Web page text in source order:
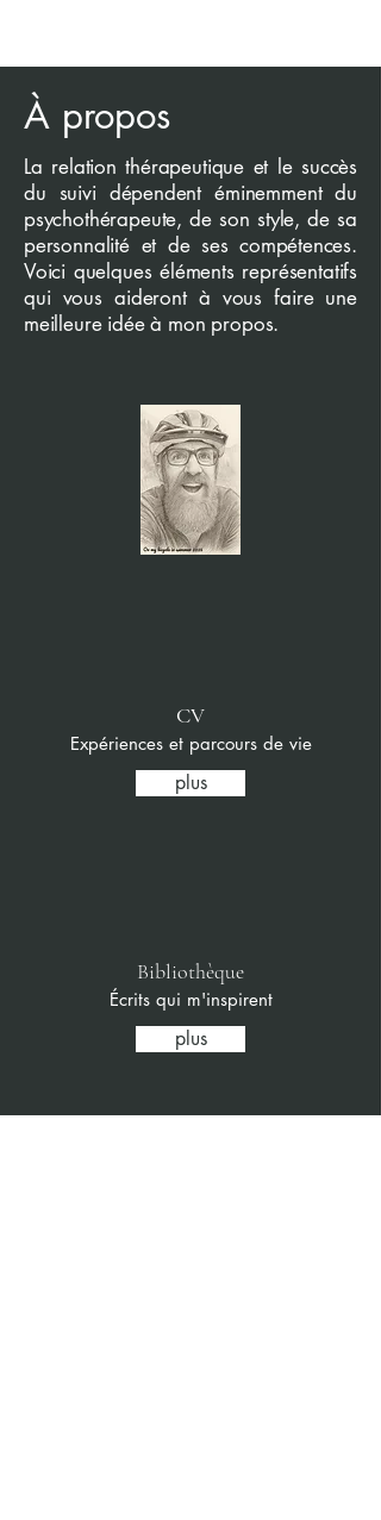
À propos
La relation thérapeutique et le succès
du suivi dépendent éminemment du
psychothérapeute, de son style, de sa
personnalité et de ses compétences.
Voici quelques éléments représentatifs
qui vous aideront à vous faire une
meilleure idée à mon propos.
CV
Expériences et parcours de vie
plus
Bibliothèque
Écrits qui m'inspirent
plus